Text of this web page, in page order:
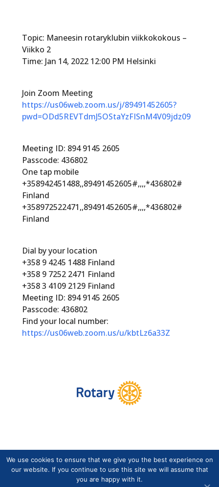
Topic: Maneesin rotaryklubin viikkokokous –
Viikko 2
Time: Jan 14, 2022 12:00 PM Helsinki
Join Zoom Meeting
https://us06web.zoom.us/j/89491452605?
pwd=ODd5REVTdmJ5OStaYzFISnM4V09jdz09
Meeting ID: 894 9145 2605
Passcode: 436802
One tap mobile
+358942451488,,89491452605#,,,,*436802#
Finland
+358972522471,,89491452605#,,,,*436802#
Finland
Dial by your location
+358 9 4245 1488 Finland
+358 9 7252 2471 Finland
+358 3 4109 2129 Finland
Meeting ID: 894 9145 2605
Passcode: 436802
Find your local number:
https://us06web.zoom.us/u/kbtLz6a33Z
Copyright © Suomen Rotarypalvelu ry 2026 |
Jäsentietojärjestelmän tietosuojaseloste|Henkilötietojen
käsittely Rotarytoiminnassa
We use cookies to ensure that we give you the best experience on
our website. If you continue to use this site we will assume that
you are happy with it.